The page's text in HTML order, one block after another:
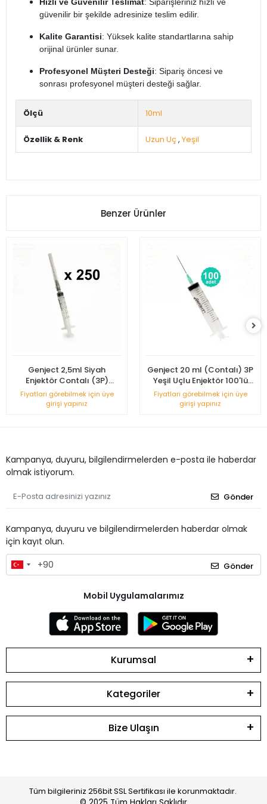
Hızlı ve Güvenilir Teslimat: Siparişleriniz hızlı ve
güvenilir bir şekilde adresinize teslim edilir.​
Kalite Garantisi: Yüksek kalite standartlarına sahip
orijinal ürünler sunar.​
Profesyonel Müşteri Desteği: Sipariş öncesi ve
sonrası profesyonel müşteri desteği sağlar.
Ölçü 10ml
Özellik & Renk Uzun Uç, Yeşil
Benzer Ürünler
Genject 2,5ml Siyah
Enjektör Contalı (3P)
22G/38mm - 250'li Kutu
Fiyatları görebilmek için üye
girişi yapınız
Genject 20 ml (Contalı) 3P
Yeşil Uçlu Enjektör 100'lü
Kutu
Fiyatları görebilmek için üye
girişi yapınız
Kampanya, duyuru, bilgilendirmelerden e-posta ile haberdar
olmak istiyorum.
Gönder
Kampanya, duyuru ve bilgilendirmelerden haberdar olmak
için kayıt olun.
Gönder
Mobil Uygulamalarımız
Kurumsal
Kategoriler
Bize Ulaşın
Tüm bilgileriniz 256bit SSL Sertifikası ile korunmaktadır.